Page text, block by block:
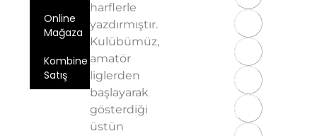
harflerle
yazdırmıştır.
Kulübümüz,
amatör
liglerden
başlayarak
gösterdiği
üstün
Online
Mağaza
Kombine
Satış